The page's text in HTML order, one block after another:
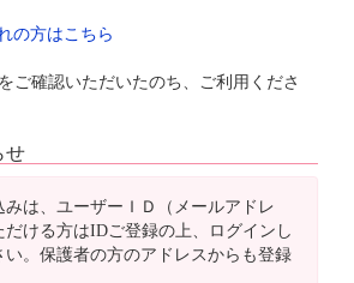
の方はこちら
をご確認いただいたのち、ご利用くださ
せ
みは、ユーザーＩＤ（メールアドレ
だける方はIDご登録の上、ログインし
い。保護者の方のアドレスからも登録